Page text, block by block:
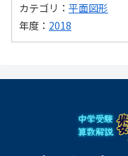
カテゴリ： 平面図形
年度： 2018